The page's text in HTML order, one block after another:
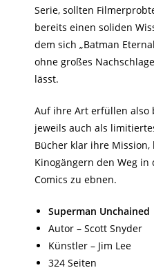
Serie, sollten
bereits einen soliden
dem sich „Batman
ohne großes
lässt.
Auf ihre Art erfüllen also
jeweils auch als
Bücher klar ihre
Kinogängern den Weg
Comics zu ebnen.
Superman Unchained
Autor – Scott Snyder
Künstler – Jim Lee
324 Seiten